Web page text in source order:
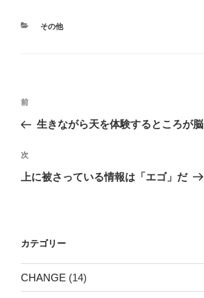
カ
その他
投
ナ
ビ
ゲ
ン
前
の
稿
前
生きながら天を体験するところが脳
次
の
次
上に被さっている情報は「エゴ」だ
カテゴリー
CHANGE (14)